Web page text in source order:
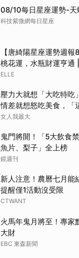
08/10每日星座運勢-天
科技紫微網每日星座
【唐綺陽星座運勢週
桃花運，水瓶財運亨通
ELLE
壓力大就想「大吃特吃
情差就想怒吃美食，「
緒性進食
女人我最大
鬼門將開！「5大飲食
魚片、梨子」全上榜
鏡週刊
新人注意！農曆七月
提醒僅1活動沒受限
CTWANT
火馬年鬼月將至！專家
大財
EBC 東森新聞